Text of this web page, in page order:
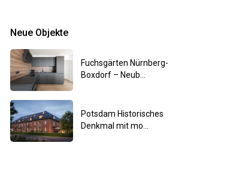
Neue Objekte
Fuchsgärten Nürnberg-
Boxdorf – Neub...
Potsdam Historisches
Denkmal mit mo...